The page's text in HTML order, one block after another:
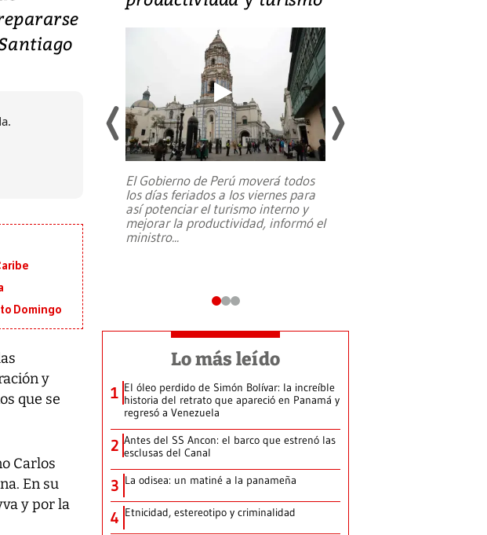
Domingo
y
que se
Carlos
En su
y por la
Inácio Lula
El Gobierno de Perú moverá todos
los días feriados a los viernes para
así potenciar el turismo interno y
mejorar la productividad, informó el
ministro...
Lo más leído
1 El óleo perdido de Simón Bolívar: la increíble
historia del retrato que apareció en Panamá y
regresó a Venezuela
2 Antes del SS Ancon: el barco que estrenó las
esclusas del Canal
3 La odisea: un matiné a la panameña
4 Etnicidad, estereotipo y criminalidad